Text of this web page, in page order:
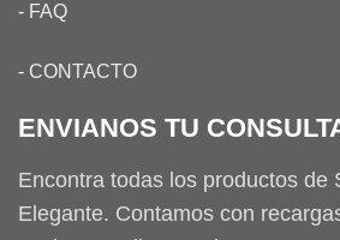
- FAQ
- CONTACTO
ENVIANOS TU
Encontra todas los productos de
Elegante. Contamos con